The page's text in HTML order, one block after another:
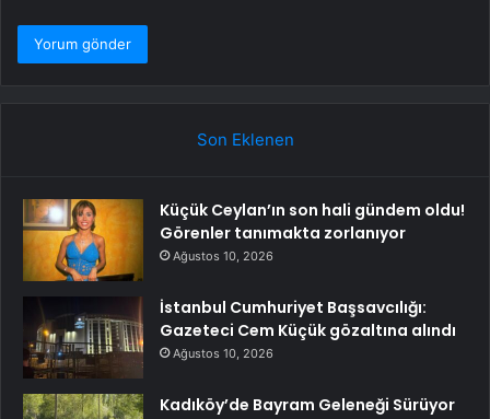
Son Eklenen
Küçük Ceylan’ın son hali gündem oldu!
Görenler tanımakta zorlanıyor
Ağustos 10, 2026
İstanbul Cumhuriyet Başsavcılığı:
Gazeteci Cem Küçük gözaltına alındı
Ağustos 10, 2026
Kadıköy’de Bayram Geleneği Sürüyor